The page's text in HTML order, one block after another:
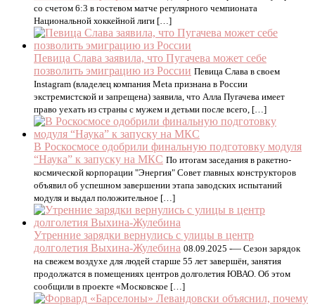
со счетом 6:3 в гостевом матче регулярного чемпионата
Национальной хоккейной лиги […]
Певица Слава заявила, что Пугачева может себе
позволить эмиграцию из России Певица Слава в своем
Instagram (владелец компания Meta признана в России
экстремистской и запрещена) заявила, что Алла Пугачева имеет
право уехать из страны с мужем и детьми после всего, […]
В Роскосмосе одобрили финальную подготовку модуля
“Наука” к запуску на МКС По итогам заседания в ракетно-
космической корпорации "Энергия" Совет главных конструкторов
объявил об успешном завершении этапа заводских испытаний
модуля и выдал положительное […]
Утренние зарядки вернулись с улицы в центр
долголетия Выхина-Жулебина 08.09.2025 -— Сезон зарядок
на свежем воздухе для людей старше 55 лет завершён, занятия
продолжатся в помещениях центров долголетия ЮВАО. Об этом
сообщили в проекте «Московское […]